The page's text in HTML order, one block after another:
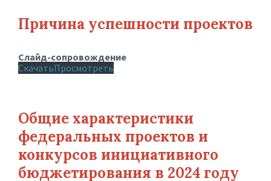
Причина успешности проектов
Слайд-сопровождение
СкачатьПросмотреть
Общие характеристики
федеральных проектов и
конкурсов инициативного
бюджетирования в 2024 году